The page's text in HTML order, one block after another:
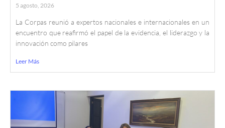
5 agosto, 2026
La Corpas reunió a expertos nacionales e internacionales en un
encuentro que reafirmó el papel de la evidencia, el liderazgo y la
innovación como pilares
Leer Más